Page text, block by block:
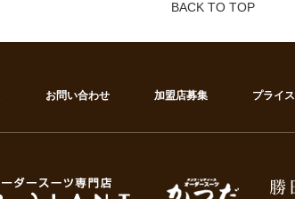
BACK TO TOP
お問い合わせ 加盟店募集 プライス